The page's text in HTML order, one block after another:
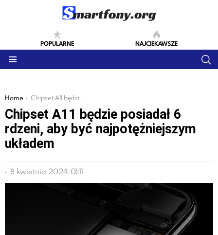
POPULARNE NAJCIEKAWSZE
You are here:
Home Chipset A11 będzie posiadał 6 rdzeni, aby być najpotężniejszym układem
Chipset A11 będzie posiadał 6
rdzeni, aby być najpotężniejszym
układem
8 kwietnia 2024, 01:11